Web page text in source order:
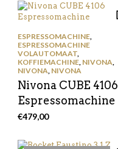
ESPRESSOMACHINE,
ESPRESSOMACHINE
VOLAUTOMAAT,
KOFFIEMACHINE, NIVONA
NIVONA NIVONA
Nivona CUBE 4106
Espressomachine
€479,00